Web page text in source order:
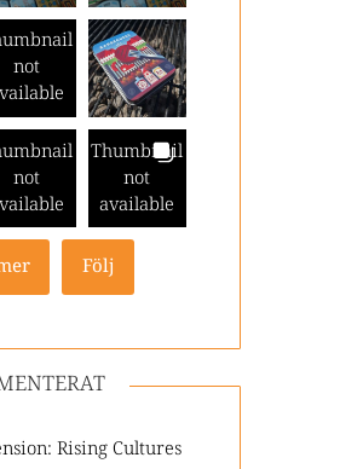
not
not
Thumbnail
not
available
Följ
Rising Cultures